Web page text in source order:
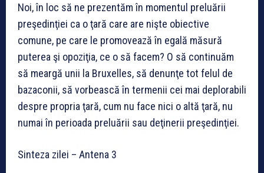
Noi, în loc să ne prezentăm în momentul preluării
preşedinţiei ca o ţară care are nişte obiective
comune, pe care le promovează în egală măsură
puterea şi opoziţia, ce o să facem? O să continuăm
să meargă unii la Bruxelles, să denunţe tot felul de
bazaconii, să vorbească în termenii cei mai deplorabili
despre propria ţară, cum nu face nici o altă ţară, nu
numai în perioada preluării sau deţinerii preşedinţiei.
Sinteza zilei – Antena 3